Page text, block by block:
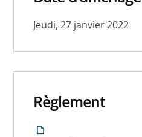
Jeudi, 27 janvier 2022
Règlement